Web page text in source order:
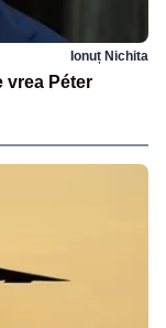
Ionuț Nichita
vrea Péter